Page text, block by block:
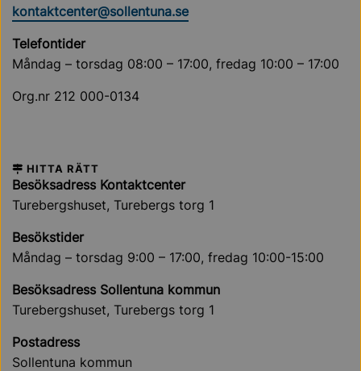
kontaktcenter@sollentuna.se
Telefontider
Måndag – torsdag 08:00 – 17:00, fredag 10:00 – 17:00
Org.nr 212 000-0134
HITTA RÄTT
Besöksadress Kontaktcenter
Turebergshuset, Turebergs torg 1
Besökstider
Måndag – torsdag 9:00 – 17:00, fredag 10:00-15:00
Besöksadress Sollentuna kommun
Turebergshuset, Turebergs torg 1
Postadress
Sollentuna kommun